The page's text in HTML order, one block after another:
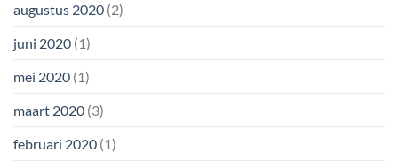
augustus 2020 (2)
juni 2020 (1)
mei 2020 (1)
maart 2020 (3)
februari 2020 (1)